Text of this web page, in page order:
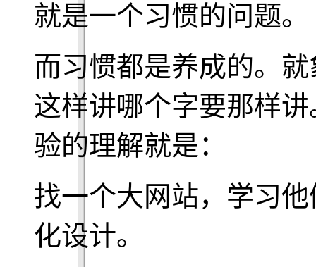
就是一个习惯的问题。
而习惯都是养成的。
这样讲哪个字要那样
验的理解就是：
找一个大网站，学习
化设计。